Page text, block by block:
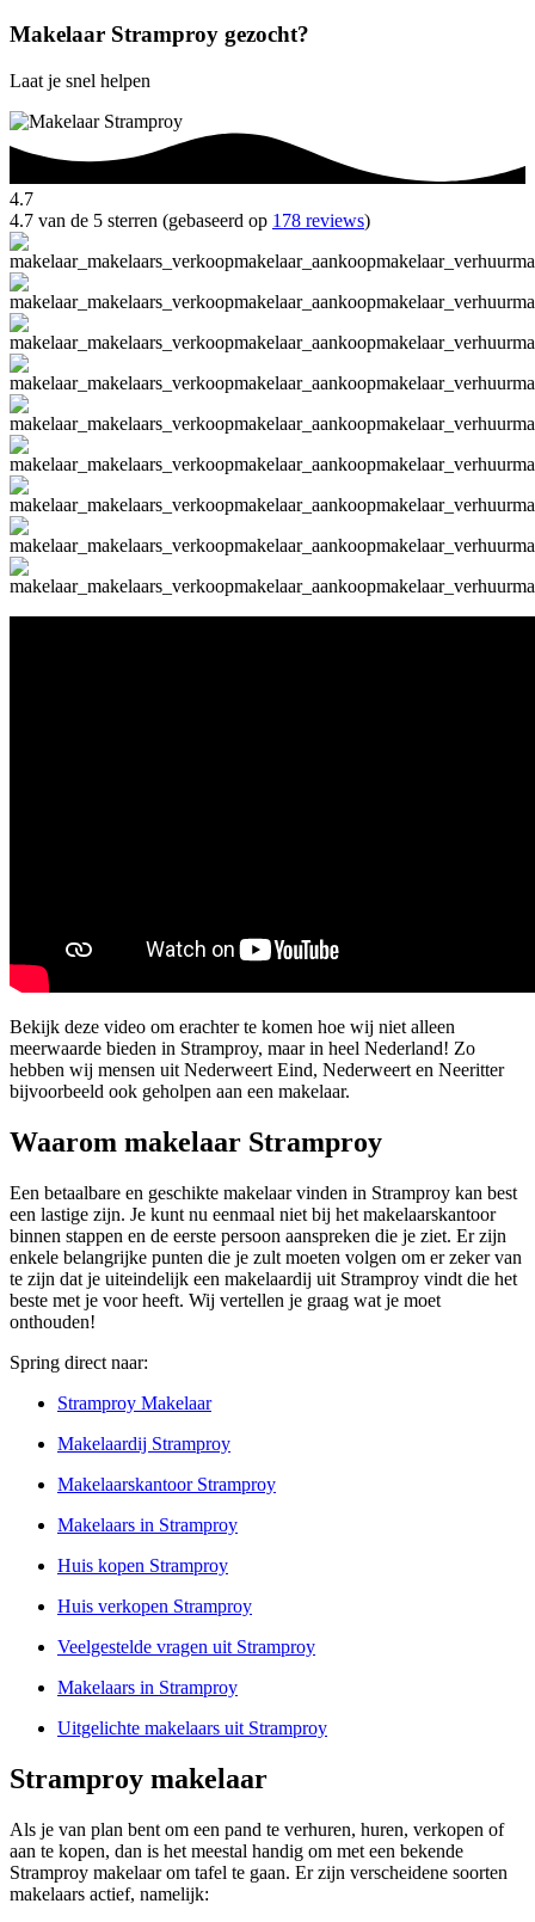
Makelaar Stramproy gezocht?
Laat je snel helpen
4.7
4.7 van de 5 sterren (gebaseerd op 178 reviews)
Bekijk deze video om erachter te komen hoe wij niet alleen
meerwaarde bieden in Stramproy, maar in heel Nederland! Zo
hebben wij mensen uit Nederweert Eind, Nederweert en Neeritter
bijvoorbeeld ook geholpen aan een makelaar.
Waarom makelaar Stramproy
Een betaalbare en geschikte makelaar vinden in Stramproy kan best
een lastige zijn. Je kunt nu eenmaal niet bij het makelaarskantoor
binnen stappen en de eerste persoon aanspreken die je ziet. Er zijn
enkele belangrijke punten die je zult moeten volgen om er zeker van
te zijn dat je uiteindelijk een makelaardij uit Stramproy vindt die het
beste met je voor heeft. Wij vertellen je graag wat je moet
onthouden!
Spring direct naar:
Stramproy Makelaar
Makelaardij Stramproy
Makelaarskantoor Stramproy
Makelaars in Stramproy
Huis kopen Stramproy
Huis verkopen Stramproy
Veelgestelde vragen uit Stramproy
Makelaars in Stramproy
Uitgelichte makelaars uit Stramproy
Stramproy makelaar
Als je van plan bent om een pand te verhuren, huren, verkopen of
aan te kopen, dan is het meestal handig om met een bekende
Stramproy makelaar om tafel te gaan. Er zijn verscheidene soorten
makelaars actief, namelijk: